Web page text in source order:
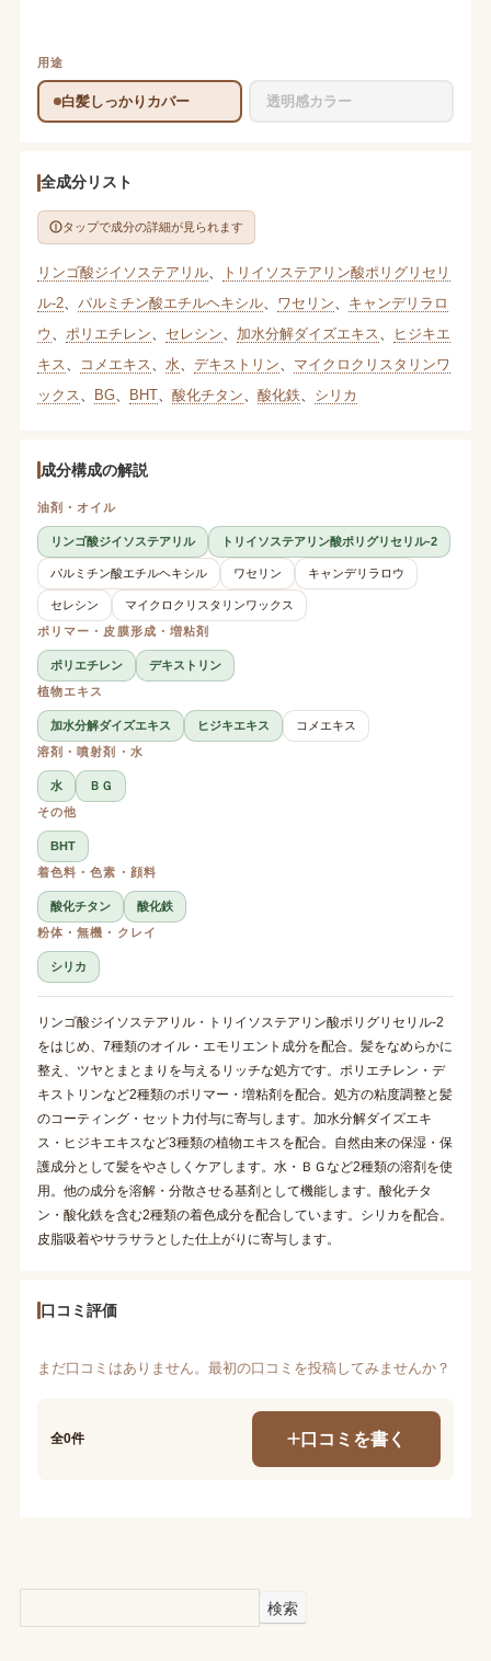
用途
白髪しっかりカバー 透明感カラー
全成分リスト
タップで成分の詳細が見られます
リンゴ酸ジイソステアリル、
トリイソステアリン酸ポリグリセリ
ル-2、 パルミチン酸エチルヘキシル、 ワセリン
キャンデリラロ
ウ
ポリエチレン セレシン 加水分解ダイズエキス
ヒジキエ
キス
コメエキス 水 デキストリン
マイクロクリスタリンワ
ックス
BG、 BHT、 酸化チタン 酸化鉄 シリカ
成分構成の解説
油剤・オイル
リンゴ酸ジイソステアリル トリイソステアリン酸ポリグリセリル-2
パルミチン酸エチルヘキシル ワセリン キャンデリラロウ
セレシン
マイクロクリスタリンワックス
ポリマー・皮膜形成・増粘剤
ポリエチレン
デキストリン
植物エキス
加水分解ダイズエキス ヒジキエキス
コメエキス
溶剤・噴射剤・水
水
ＢＧ
その他
BHT
着色料・色素・顔料
酸化チタン
酸化鉄
粉体・無機・クレイ
シリカ
リンゴ酸ジイソステアリル・トリイソステアリン酸ポリグリセリル-2
をはじめ、7種類のオイル・エモリエント成分を配合。髪をなめらかに
整え、ツヤとまとまりを与えるリッチな処方です。ポリエチレン・デ
キストリンなど2種類のポリマー・増粘剤を配合。処方の粘度調整と髪
のコーティング・セット力付与に寄与します。加水分解ダイズエキ
ス・ヒジキエキスなど3種類の植物エキスを配合。自然由来の保湿・保
護成分として髪をやさしくケアします。水・ＢＧなど2種類の溶剤を使
用。他の成分を溶解・分散させる基剤として機能します。酸化チタ
ン・酸化鉄を含む2種類の着色成分を配合しています。シリカを配合。
皮脂吸着やサラサラとした仕上がりに寄与します。
口コミ評価
まだ口コミはありません。最初の口コミを投稿してみませんか？
全0件 口コミを書く
検索